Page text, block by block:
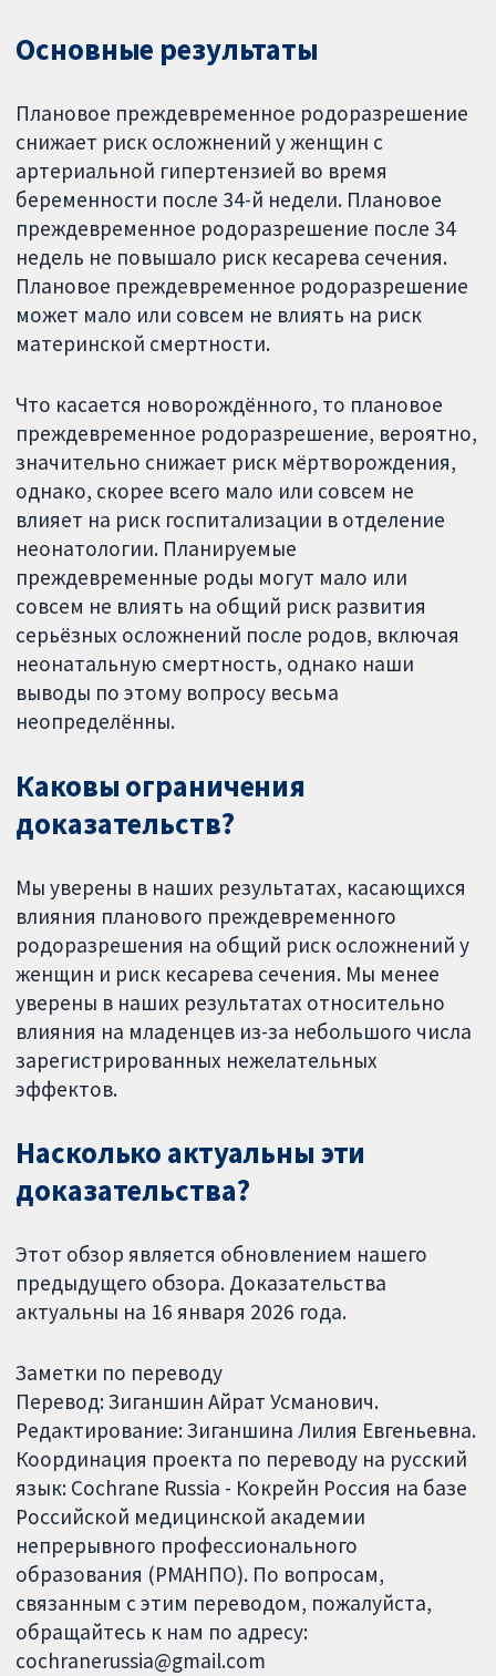
Основные результаты
Плановое преждевременное родоразрешение
снижает риск осложнений у женщин с
артериальной гипертензией во время
беременности после 34-й недели. Плановое
преждевременное родоразрешение после 34
недель не повышало риск кесарева сечения.
Плановое преждевременное родоразрешение
может мало или совсем не влиять на риск
материнской смертности.
Что касается новорождённого, то плановое
преждевременное родоразрешение, вероятно,
значительно снижает риск мёртворождения,
однако, скорее всего мало или совсем не
влияет на риск госпитализации в отделение
неонатологии. Планируемые
преждевременные роды могут мало или
совсем не влиять на общий риск развития
серьёзных осложнений после родов, включая
неонатальную смертность, однако наши
выводы по этому вопросу весьма
неопределённы.
Каковы ограничения
доказательств?
Мы уверены в наших результатах, касающихся
влияния планового преждевременного
родоразрешения на общий риск осложнений у
женщин и риск кесарева сечения. Мы менее
уверены в наших результатах относительно
влияния на младенцев из-за небольшого числа
зарегистрированных нежелательных
эффектов.
Насколько актуальны эти
доказательства?
Этот обзор является обновлением нашего
предыдущего обзора. Доказательства
актуальны на 16 января 2026 года.
Заметки по переводу
Перевод: Зиганшин Айрат Усманович.
Редактирование: Зиганшина Лилия Евгеньевна.
Координация проекта по переводу на русский
язык: Cochrane Russia - Кокрейн Россия на базе
Российской медицинской академии
непрерывного профессионального
образования (РМАНПО). По вопросам,
связанным с этим переводом, пожалуйста,
обращайтесь к нам по адресу:
cochranerussia@gmail.com